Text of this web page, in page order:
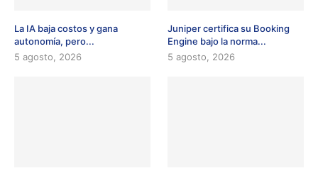
La IA baja costos y gana
autonomía, pero...
5 agosto, 2026
Juniper certifica su Booking
Engine bajo la norma...
5 agosto, 2026